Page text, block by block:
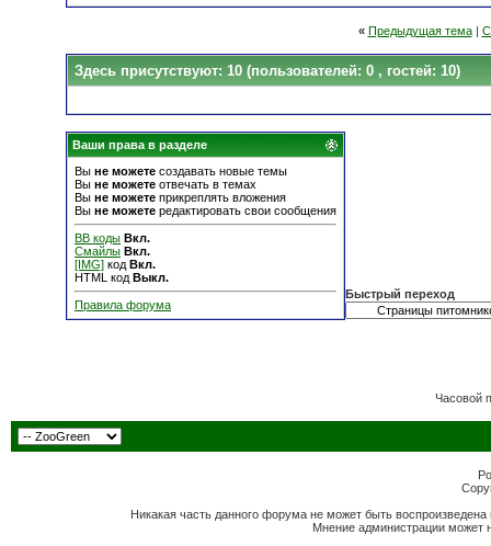
« Предыдущая тема|
Здесь присутствуют: 10 (пользователей: 0 , гостей: 10)
Ваши права в разделе
Вы не можете создавать новые темы
Вы не можете отвечать в темах
Вы не можете прикреплять вложения
Вы не можете редактировать свои сообщения
BB коды Вкл.
Смайлы Вкл.
[IMG] код Вкл.
HTML код Выкл.
Правила форума
Быстрый переход
Часовой
Никакая часть данного форума не может быть
Мнение администрации может